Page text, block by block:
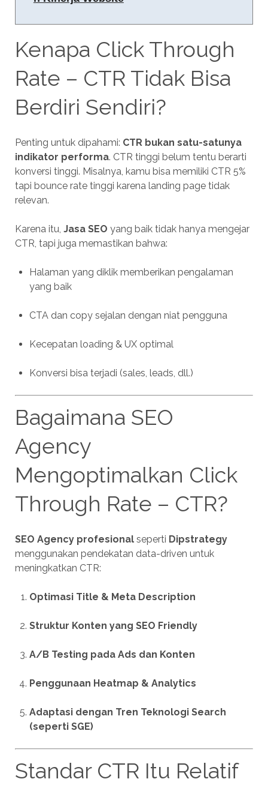
Kenapa Click Through
Rate – CTR Tidak Bisa
Berdiri Sendiri?
Penting untuk dipahami: CTR bukan satu-satunya
indikator performa. CTR tinggi belum tentu berarti
konversi tinggi. Misalnya, kamu bisa memiliki CTR 5%
tapi bounce rate tinggi karena landing page tidak
relevan.
Karena itu, Jasa SEO yang baik tidak hanya mengejar
CTR, tapi juga memastikan bahwa:
Halaman yang diklik memberikan pengalaman
yang baik
CTA dan copy sejalan dengan niat pengguna
Kecepatan loading & UX optimal
Konversi bisa terjadi (sales, leads, dll.)
Bagaimana SEO
Agency
Mengoptimalkan Click
Through Rate – CTR?
SEO Agency profesionalseperti Dipstrategy
menggunakan pendekatan data-driven untuk
meningkatkan CTR:
Optimasi Title & Meta Description
Struktur Konten yang SEO Friendly
A/B Testing pada Ads dan Konten
Penggunaan Heatmap & Analytics
Adaptasi dengan Tren Teknologi Search
(seperti SGE)
Standar CTR Itu Relatif